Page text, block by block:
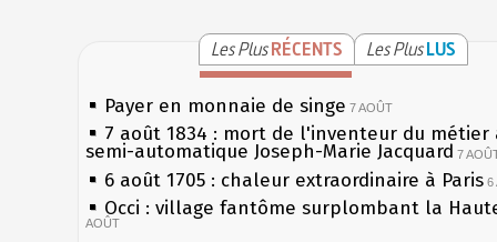
Les PlusRÉCENTS Les PlusLUS
Payer en monnaie de singe 7 AOÛT
7 août 1834 : mort de l'inventeur du métier
semi-automatique Joseph-Marie Jacquard 7
6 août 1705 : chaleur extraordinaire à Paris 6
Occi : village fantôme surplombant la
AOÛT